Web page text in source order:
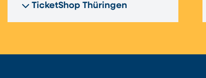
TicketShop Thüringen